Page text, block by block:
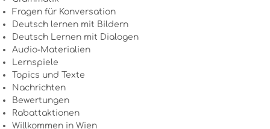
Fragen für Konversation
Deutsch lernen mit Bildern
Deutsch Lernen mit Dialogen
Audio-Materialien
Lernspiele
Topics und Texte
Nachrichten
Bewertungen
Rabattaktionen
Willkommen in Wien